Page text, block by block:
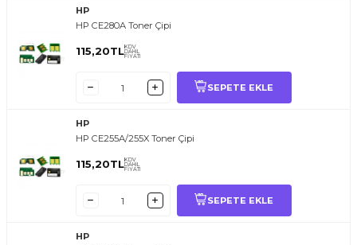
HP
HP CE280A Toner Çipi
115,20TLKDV
DAHİL
FİYATI
SEPETE EKLE
HP
HP CE255A/255X Toner Çipi
115,20TLKDV
DAHİL
FİYATI
SEPETE EKLE
HP